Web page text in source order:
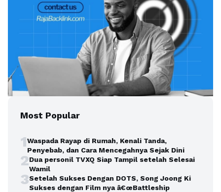
Most Popular
1Waspada Rayap di Rumah, Kenali Tanda,
Penyebab, dan Cara Mencegahnya Sejak Dini
2Dua personil TVXQ Siap Tampil setelah Selesai
Wamil
3Setelah Sukses Dengan DOTS, Song Joong Ki
Sukses dengan Film nya â€œBattleship